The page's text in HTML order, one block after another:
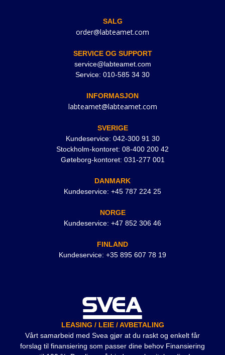
SALG
order@labteamet.com
SERVICE OG SUPPORT
service@labteamet.com
Service: 010-585 34 30
INFORMASJON
labteamet@labteamet.com
SVERIGE
Kundeservice: 042-300 91 30
Stockholm-kontoret: 08-400 200 42
Gøteborg-kontoret: 031-277 001
DANMARK
Kundeservice: +45 787 224 25
NORGE
Kundeservice: +47 852 306 46
FINLAND
Kundeservice: +35 895 607 78 19
LEASING / LEIE / AVBETALING
Vårt samarbeid med Svea gjør at du raskt og enkelt får
forslag til finansiering som passer dine behov Finansiering